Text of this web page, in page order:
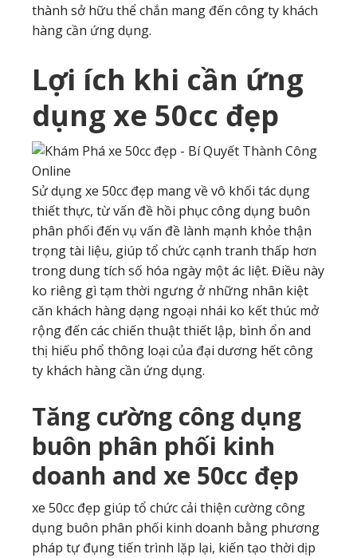
thành sở hữu thể chắn mang đến công ty khách
hàng cần ứng dụng.
Lợi ích khi cần ứng
dụng xe 50cc đẹp
Sử dụng xe 50cc đẹp mang về vô khối tác dụng
thiết thực, từ vấn đề hồi phục công dụng buôn
phân phối đến vụ vấn đề lành mạnh khỏe thận
trọng tài liệu, giúp tổ chức cạnh tranh thấp hơn
trong dung tích số hóa ngày một ác liệt. Điều này
ko riêng gì tạm thời ngưng ở những nhân kiệt
căn khách hàng dạng ngoại nhái ko kết thúc mở
rộng đến các chiến thuật thiết lập, bình ổn and
thị hiếu phổ thông loại của đại dương hết công
ty khách hàng cần ứng dụng.
Tăng cường công dụng
buôn phân phối kinh
doanh and xe 50cc đẹp
xe 50cc đẹp giúp tổ chức cải thiện cường công
dụng buôn phân phối kinh doanh bằng phương
pháp tự đụng tiến trình lặp lại, kiến tạo thời dịp